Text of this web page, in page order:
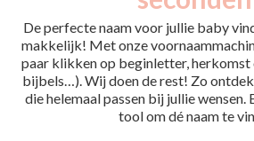
De perfecte naam voor jullie baby
makkelijk! Met onze
paar klikken op beginletter,
bijbels…). Wij doen de rest! Zo
die helemaal passen bij jullie wensen.
tool om dé naam te